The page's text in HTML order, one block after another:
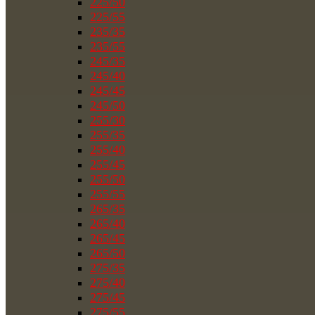
225/55
235/35
235/55
245/35
245/40
245/45
245/50
255/30
255/35
255/40
255/45
255/50
255/55
265/35
265/40
265/45
265/50
275/35
275/40
275/45
275/55